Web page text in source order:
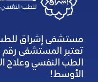
مستشفى إشراق للطب
الطب النفسي وعلاج
الأوسط!